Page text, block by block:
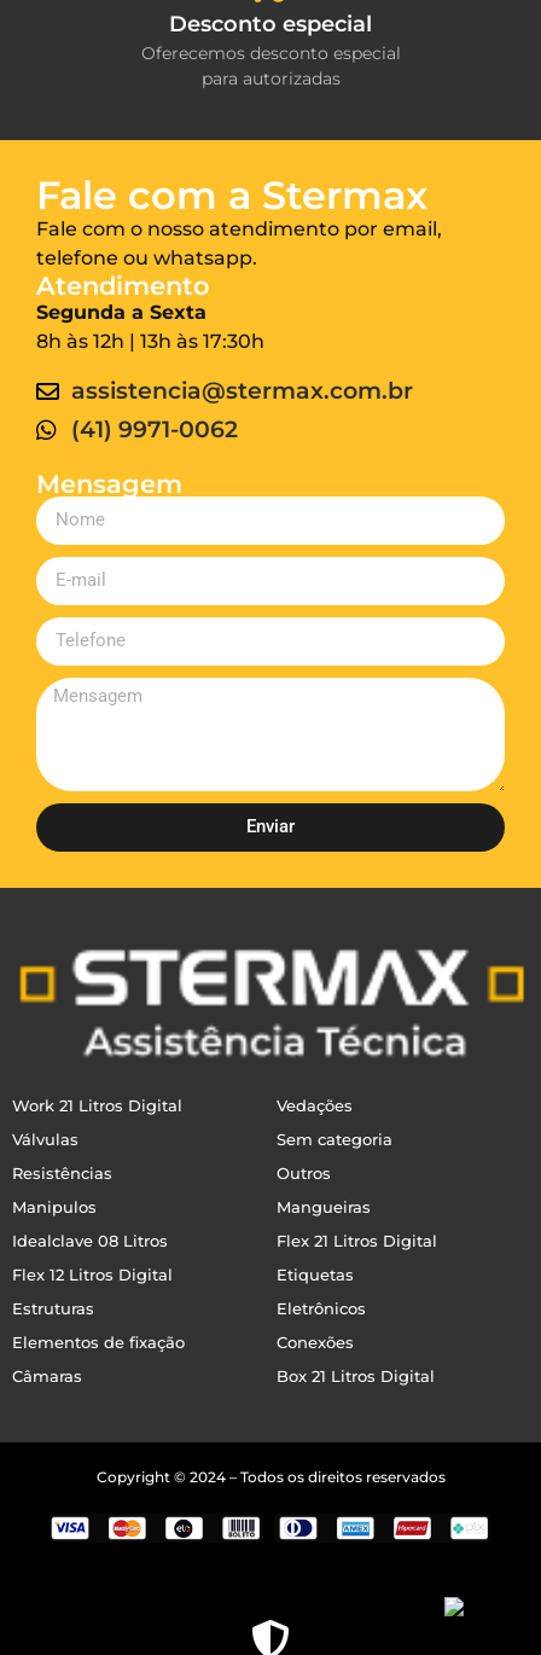
Desconto especial
Oferecemos desconto especial
para autorizadas
Fale com a Stermax
Fale com o nosso atendimento por email,
telefone ou whatsapp.
Atendimento
Segunda a Sexta
8h às 12h | 13h às 17:30h
assistencia@stermax.com.br
(41) 9971-0062
Mensagem
Enviar
Work 21 Litros Digital
Vedações
Válvulas
Sem categoria
Resistências
Outros
Manipulos
Mangueiras
Idealclave 08 Litros
Flex 21 Litros Digital
Flex 12 Litros Digital
Etiquetas
Estruturas
Eletrônicos
Elementos de fixação
Conexões
Câmaras
Box 21 Litros Digital
Copyright © 2024 – Todos os direitos reservados